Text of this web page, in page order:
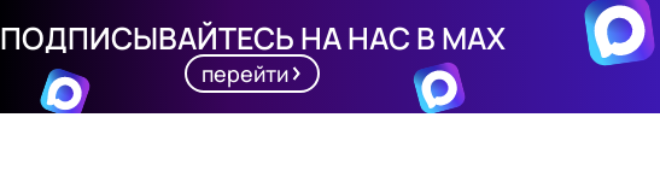
ПОДПИСЫВАЙТЕСЬ НА НАС В MAX
перейти